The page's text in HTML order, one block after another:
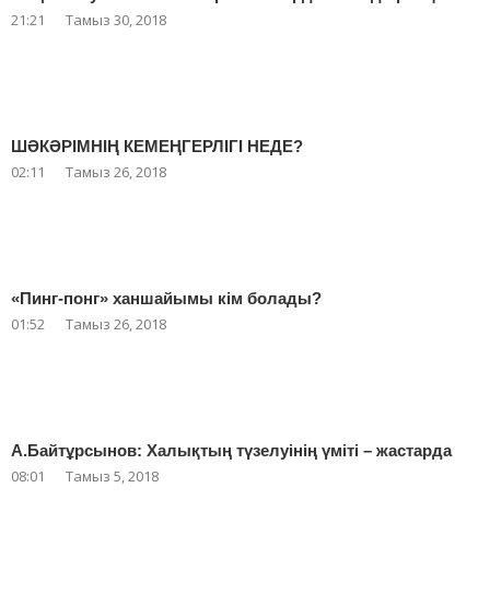
21:21 Тамыз 30, 2018
ШӘКӘРІМНІҢ КЕМЕҢГЕРЛІГІ НЕДЕ?
02:11 Тамыз 26, 2018
«Пинг-понг» ханшайымы кім болады?
01:52 Тамыз 26, 2018
А.Байтұрсынов: Халықтың түзелуінің үміті – жастарда
08:01 Тамыз 5, 2018